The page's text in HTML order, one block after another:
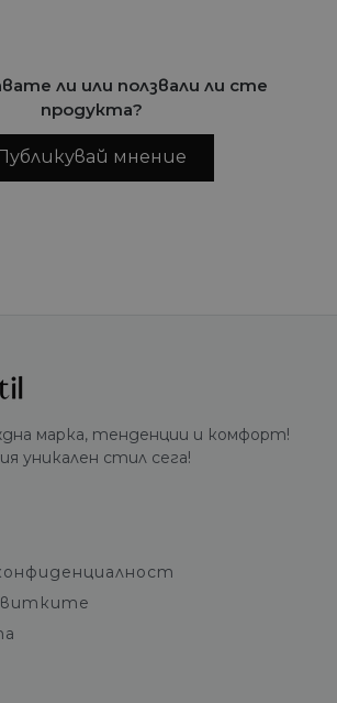
ли или ползвали ли сте
продукта?
Публикувай мнение
марка, тенденции и комфорт!
уникален стил сега!